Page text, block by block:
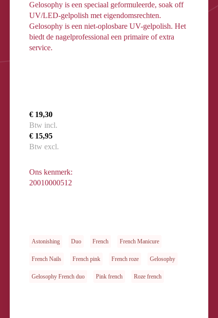
Gelosophy is een speciaal geformuleerde, soak off
UV/LED-gelpolish met eigendomsrechten.
Gelosophy is een niet-oplosbare UV-gelpolish. Het
biedt de nagelprofessional een primaire of extra
service.
€ 19,30
Btw incl.
€ 15,95
Btw excl.
Ons kenmerk:
20010000512
Astonishing Duo French French Manicure
French Nails French pink French roze Gelosophy
Gelosophy French duo Pink french Roze french